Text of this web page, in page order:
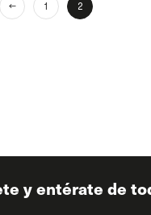
← 1 2
y entérate de